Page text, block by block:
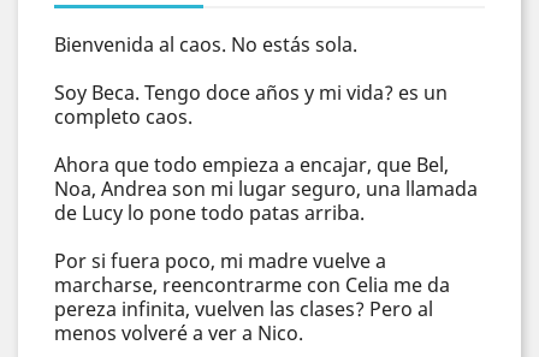
Bienvenida al caos. No estás sola.
Soy Beca. Tengo doce años y mi vida? es un
completo caos.
Ahora que todo empieza a encajar, que Bel,
Noa, Andrea son mi lugar seguro, una llamada
de Lucy lo pone todo patas arriba.
Por si fuera poco, mi madre vuelve a
marcharse, reencontrarme con Celia me da
pereza infinita, vuelven las clases? Pero al
menos volveré a ver a Nico.